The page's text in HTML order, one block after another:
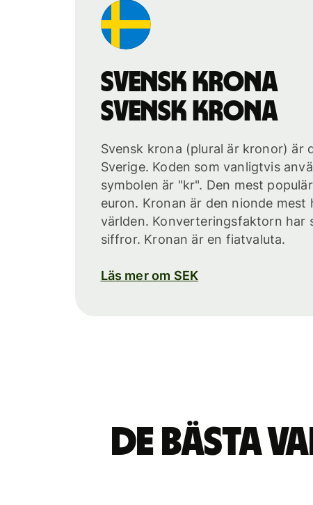
svensk krona
svensk krona
Svensk krona (plural är kronor) är
Sverige. Koden som vanligtvis
symbolen är "kr". Den mest
euron. Kronan är den nionde mest
världen. Konverteringsfaktorn har
siffror. Kronan är en fiatvaluta.
Läs mer om SEK
De bästa